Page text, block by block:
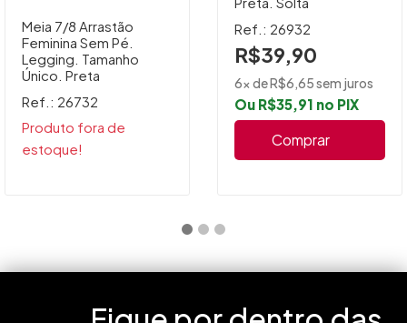
Meia 7/8 Arrastão
Feminina Sem Pé.
Legging. Tamanho
Único. Preta
Ref.: 26732
Produto fora de
estoque!
Ref.: 26932
R$39,90
6x de R$6,65 sem juros
Ou R$35,91 no PIX
Comprar